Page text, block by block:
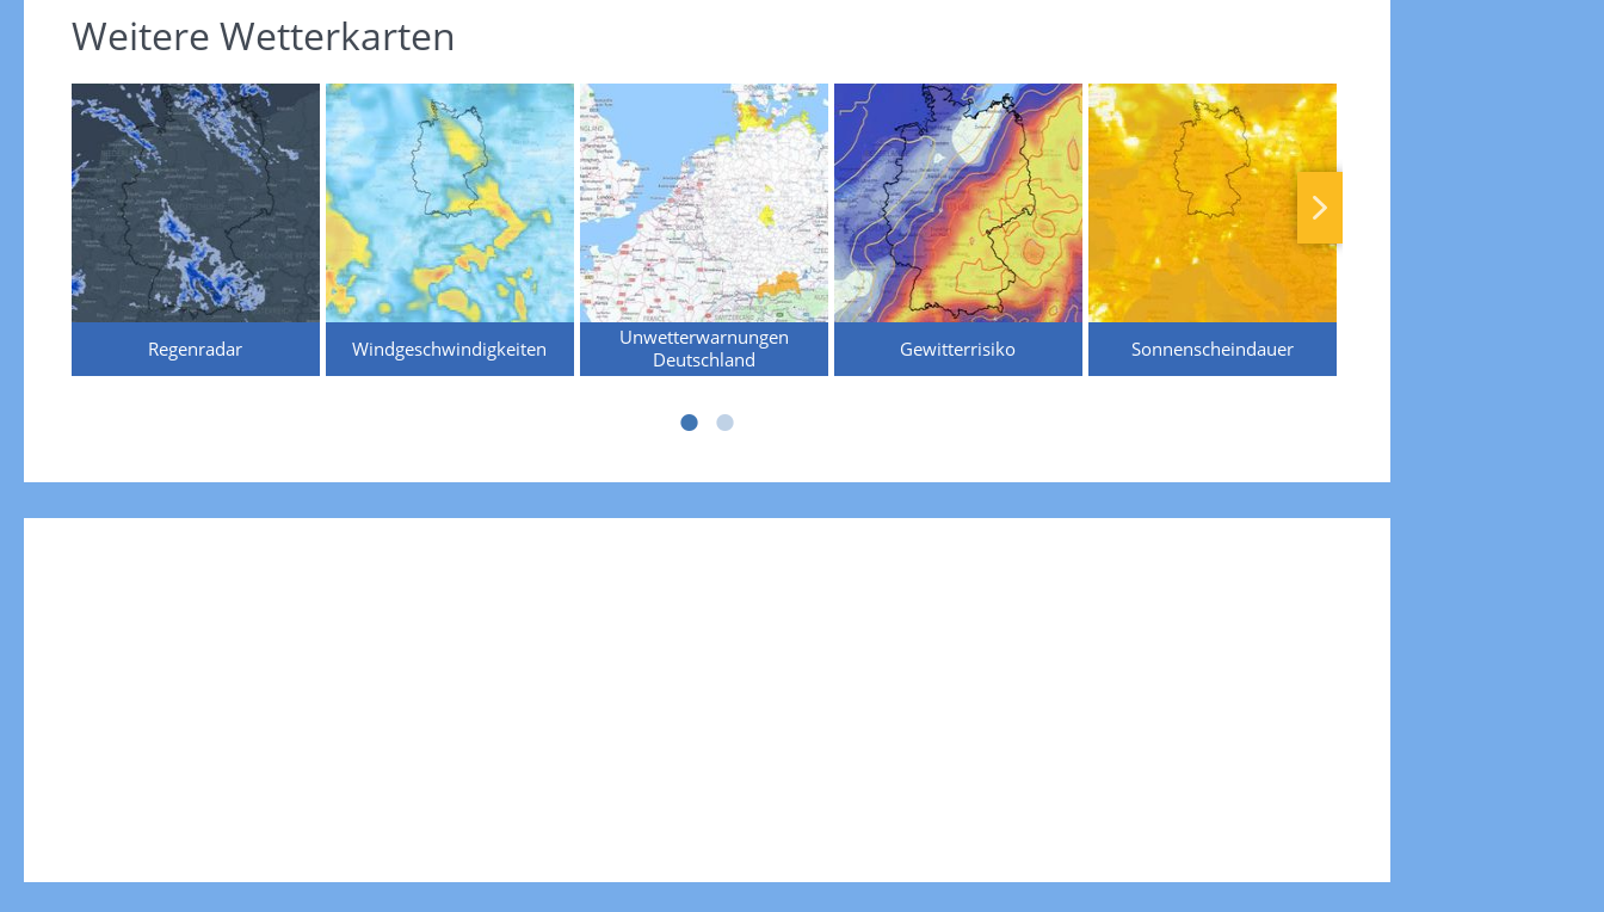
Weitere Wetterkarten
Regenradar Windgeschwindigkeiten
Unwetterwarnungen
Deutschland
Gewitterrisiko Sonnenscheindauer